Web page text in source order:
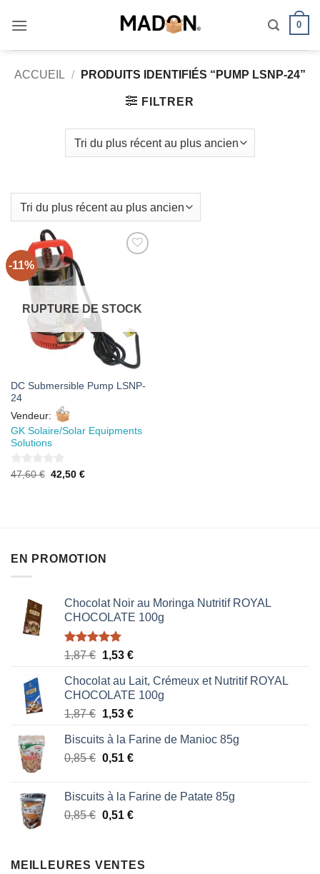
0
ACCUEIL / PRODUITS IDENTIFIÉS “PUMP LSNP-24”
FILTRER
-11%
RUPTURE DE STOCK
DC Submersible Pump LSNP-
24
Vendeur:
GK Solaire/Solar Equipments
Solutions
0
47,60€ Le
prix
42,50 €Le
EN PROMOTION
Chocolat Noir au Moringa Nutritif ROYAL
CHOCOLATE 100g
Note5.00
1,87€ Le
initial
était :
1,87 €.
1,53 €Le
actuel
est :
1,53 €.
Chocolat au Lait, Crémeux et Nutritif ROYAL
CHOCOLATE 100g
1,87€ Le
initial
était :
1,53 €Le
actuel
est :
Biscuits à la Farine de Manioc 85g
0,85€ Le
était :
0,85 €.
0,51 €Le
est :
0,51 €.
Biscuits à la Farine de Patate 85g
0,85€ Le
était :
0,51 €Le
est :
MEILLEURES VENTES